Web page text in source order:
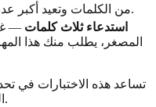
من الكلمات وتعيد أكبر عدد ممكن منها مباشرة بعد سماعها.
استدعاء ثلاث كلمات —
المصغر، يطلب منك هذا
تساعد هذه الاختبارات في
المعلومات الجديدة والاحتفاظ بها بإيجاز.